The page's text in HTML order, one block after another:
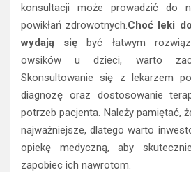
konsultacji może prowadzić do
powikłań zdrowotnych. Choć leki
wydają się być łatwym
owsików u dzieci, warto
Skonsultowanie się z lekarzem
diagnozę oraz dostosowanie
potrzeb pacjenta. Należy pamiętać,
najważniejsze, dlatego warto
opiekę medyczną, aby
zapobiec ich nawrotom.